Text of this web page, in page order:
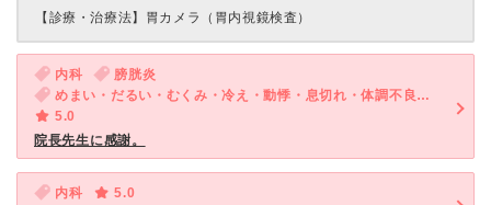
【診療・治療法】 胃カメラ（胃内視鏡検査）
内科
膀胱炎
めまい・だるい・むくみ・冷え・動悸・息切れ・体調不良・疲れ・血尿
5.0
院長先生に感謝。
内科
5.0